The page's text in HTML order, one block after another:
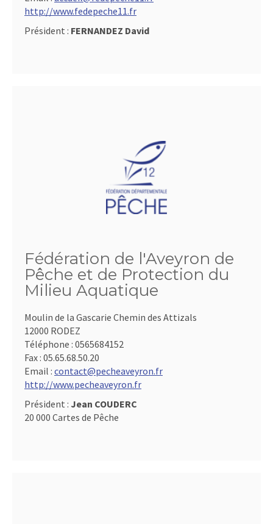
http://www.fedepeche11.fr
Président : FERNANDEZ David
Fédération de l'Aveyron de
Pêche et de Protection du
Milieu Aquatique
Moulin de la Gascarie Chemin des Attizals
12000 RODEZ
Téléphone : 0565684152
Fax : 05.65.68.50.20
Email : contact@pecheaveyron.fr
http://www.pecheaveyron.fr
Président : Jean COUDERC
20 000 Cartes de Pêche